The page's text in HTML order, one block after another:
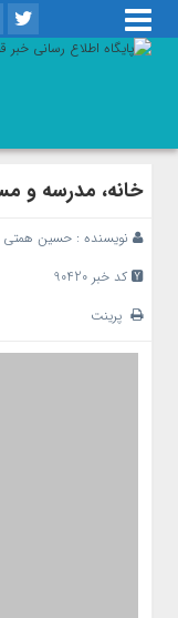
خانه، مدرسه و
نویسنده : حسین همتی
کد خبر 90420
پرینت